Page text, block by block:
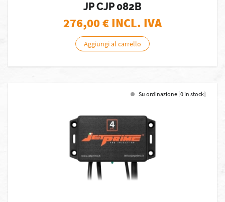
JP CJP 082B
276,00€ INCL. IVA
Aggiungi al carrello
Su ordinazione [0 in stock]